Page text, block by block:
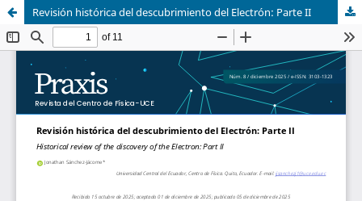
Revisión histórica del descubrimiento del Electrón: Parte II